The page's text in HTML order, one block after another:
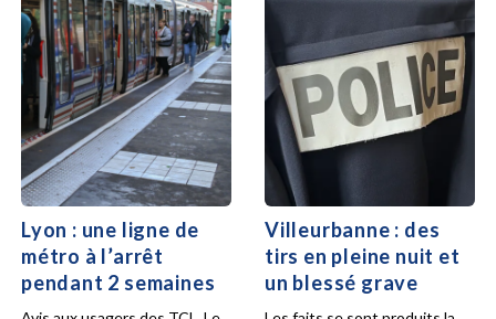
Lyon : une ligne de
métro à l’arrêt
pendant 2 semaines
Villeurbanne : des
tirs en pleine nuit et
un blessé grave